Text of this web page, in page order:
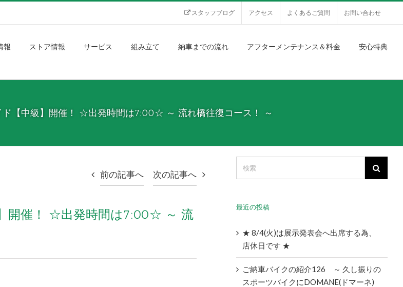
スタッフブログ アクセス よくあるご質問 お問い合わせ
報 ストア情報 サービス 組み立て 納車までの流れ アフターメンテナンス＆料金 安心特典
【中級】開催！ ☆出発時間は7:00☆ ～ 流れ橋往復コース！ ～
前の記事へ 次の記事へ
開催！ ☆出発時間は7:00☆ ～ 流
最近の投稿
★ 8/4(火)は展示発表会へ出席する為、
店休日です ★
ご納車バイクの紹介126 ～ 久し振りの
スポーツバイクにDOMANE(ドマーネ)